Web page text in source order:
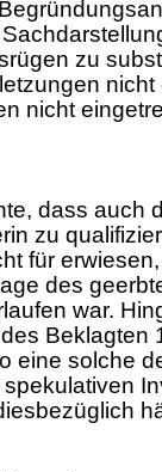
zu
nicht
dass auch
zu
für
des
war.
Beklagten
eine solche